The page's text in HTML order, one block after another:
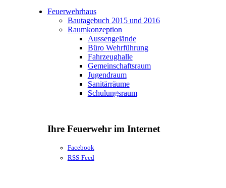
Feuerwehrhaus
Bautagebuch 2015 und 2016
Raumkonzeption
Aussengelände
Büro Wehrführung
Fahrzeughalle
Gemeinschaftsraum
Jugendraum
Sanitärräume
Schulungsraum
Ihre Feuerwehr im Internet
Facebook
RSS-Feed